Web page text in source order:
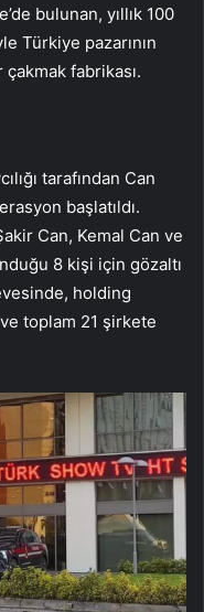
bulunan, yıllık 100
Türkiye pazarının
çakmak fabrikası.
tarafından Can
başlatıldı.
Can, Kemal Can ve
8 kişi için gözaltı
holding
toplam 21 şirkete